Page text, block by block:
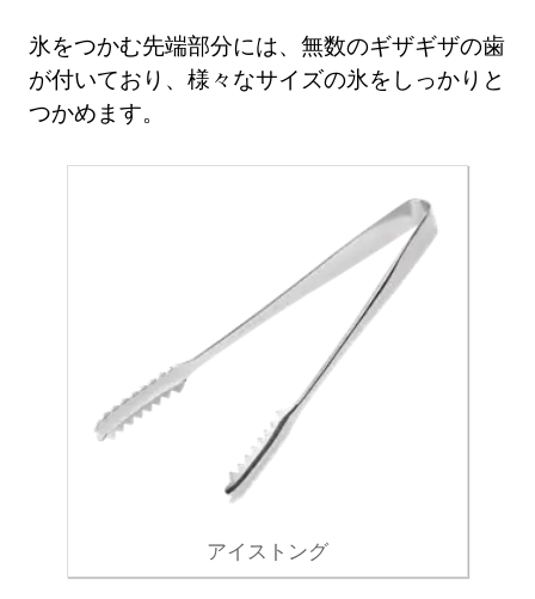
氷をつかむ先端部分には、無数のギザギザの歯
が付いており、様々なサイズの氷をしっかりと
つかめます。
アイストング